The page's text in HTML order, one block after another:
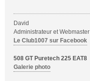
e
David
Administrateur et Webmaster
Le Club1007 sur Facebook
508 GT Puretech 225 EAT8
Galerie photo